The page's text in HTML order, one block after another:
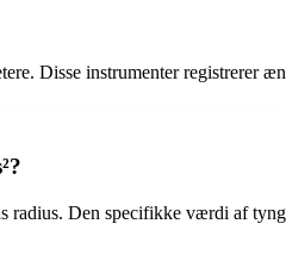
Disse instrumenter
radius. Den specifikke værdi af